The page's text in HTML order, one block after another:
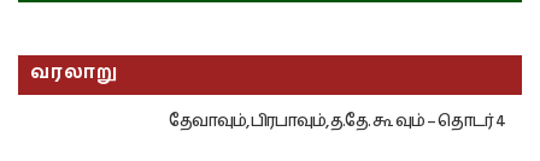
வரலாறு
தேவாவும், பிரபாவும், த.தே. கூ வும் – தொடர் 4